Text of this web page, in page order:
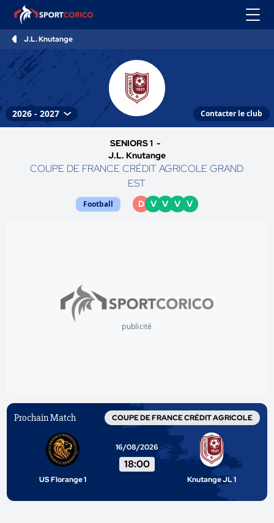
J.L. Knutange
Contacter le club
SENIORS 1 -
J.L. Knutange
COUPE DE FRANCE CRÉDIT AGRICOLE GRAND
EST
Football D V V V V
publicité
Prochain Match COUPE DE FRANCE CRÉDIT AGRICOLE
US Florange 1
16/08/2026
18:00
Knutange JL 1